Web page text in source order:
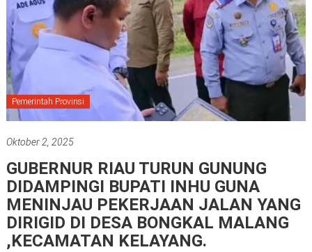
Pemerintah Provinsi
Oktober 2, 2025
GUBERNUR RIAU TURUN GUNUNG
DIDAMPINGI BUPATI INHU GUNA
MENINJAU PEKERJAAN JALAN YANG
DIRIGID DI DESA BONGKAL MALANG
,KECAMATAN KELAYANG.